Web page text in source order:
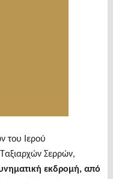
του Ιερού
Σερρών,
εκδρομή, από